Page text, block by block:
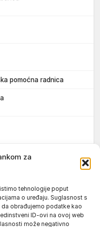
za
tehnologije poput
o uređaju. Suglasnost s
obrađujemo podatke kao
ID-ovi na ovoj web
može negativno
pomoćna radnica